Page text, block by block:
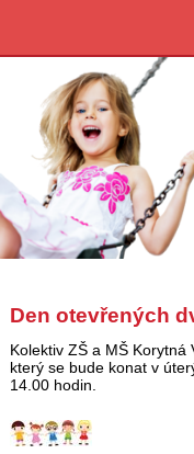
Den otevřených
Kolektiv ZŠ a MŠ
který se bude konat v
14.00 hodin.